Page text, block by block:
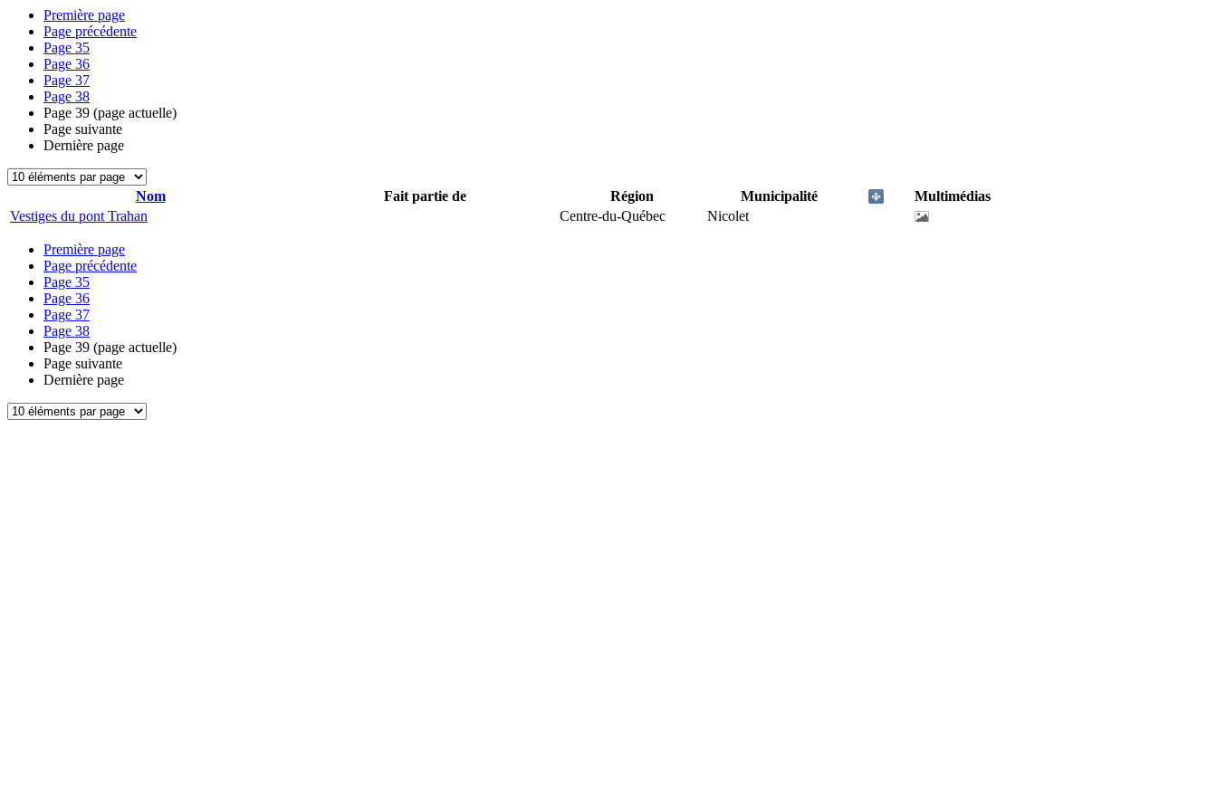
Première page
Page précédente
Page 35
Page 36
Page 37
Page 38
Page 39 (page actuelle)
Page suivante
Dernière page
Nom Fait partie de Région Municipalité
Multimédias
Vestiges du pont Trahan
Centre-du-Québec Nicolet
Première page
Page précédente
Page 35
Page 36
Page 37
Page 38
Page 39 (page actuelle)
Page suivante
Dernière page